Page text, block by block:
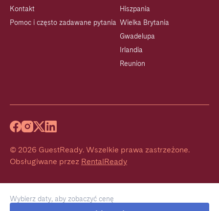
Wybierz daty, aby zobaczyć cenę
Kontakt
Pomoc i często zadawane pytania
Hiszpania
Wielka Brytania
Gwadelupa
Irlandia
Reunion
© 2026 GuestReady. Wszelkie prawa zastrzeżone.
Obsługiwane przez RentalReady